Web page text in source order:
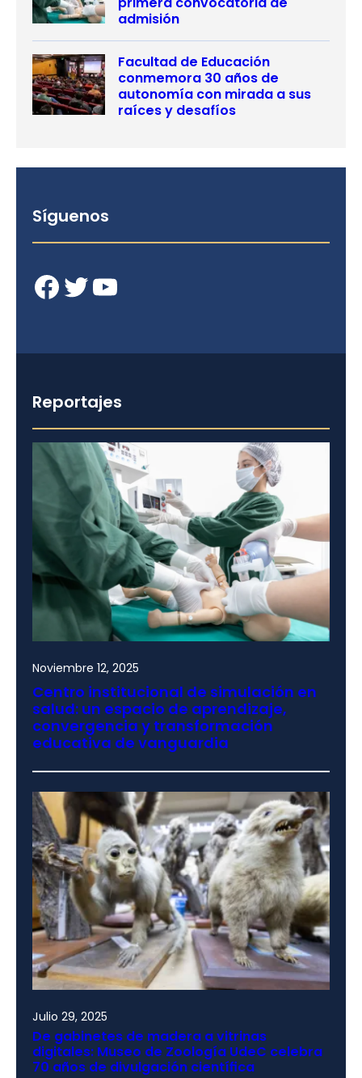
admisión
Facultad de Educación
conmemora 30 años de
autonomía con mirada a sus
raíces y desafíos
Síguenos
Facebook Twitter YouTube
Reportajes
Noviembre 12, 2025
Centro institucional de simulación en
salud: un espacio de aprendizaje,
convergencia y transformación
educativa de vanguardia
Julio 29, 2025
De gabinetes de madera a vitrinas
digitales: Museo de Zoología UdeC celebra
70 años de divulgación científica